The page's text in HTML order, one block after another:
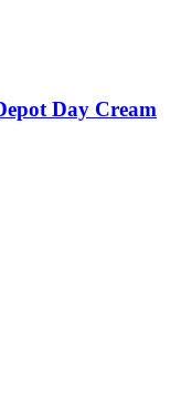
Day Cream